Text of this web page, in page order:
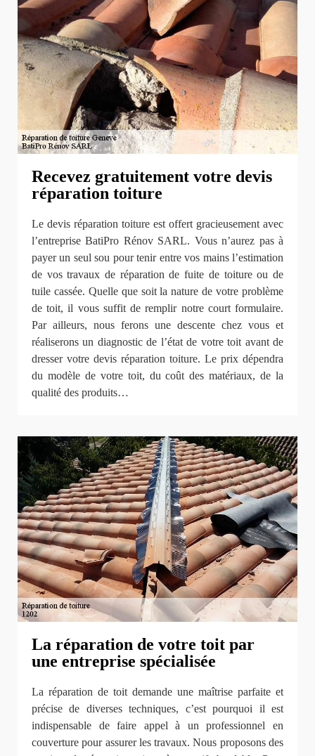
Recevez gratuitement votre devis
réparation toiture
Le devis réparation toiture est offert gracieusement avec
l’entreprise BatiPro Rénov SARL. Vous n’aurez pas à
payer un seul sou pour tenir entre vos mains l’estimation
de vos travaux de réparation de fuite de toiture ou de
tuile cassée. Quelle que soit la nature de votre problème
de toit, il vous suffit de remplir notre court formulaire.
Par ailleurs, nous ferons une descente chez vous et
réaliserons un diagnostic de l’état de votre toit avant de
dresser votre devis réparation toiture. Le prix dépendra
du modèle de votre toit, du coût des matériaux, de la
qualité des produits…
La réparation de votre toit par
une entreprise spécialisée
La réparation de toit demande une maîtrise parfaite et
précise de diverses techniques, c’est pourquoi il est
indispensable de faire appel à un professionnel en
couverture pour assurer les travaux. Nous proposons des